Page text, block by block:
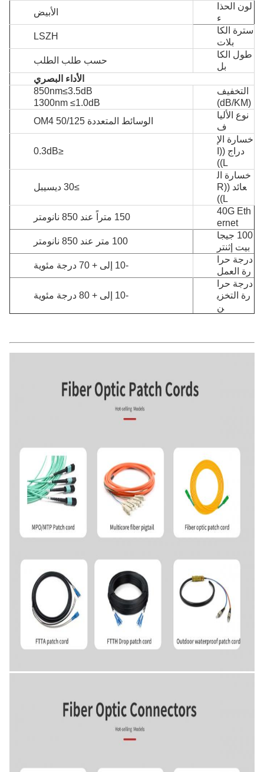
لون الحذا
الأبيض
سترة الكا
بلات
LSZH
طول الكا
بل
حسب طلب الطلب
الأداء البصري
التخفيف
850nm≤3.5dB
1300nm ≤1.0dB
نوع الأليا
ف
الوسائط المتعددة 50/125 OM4
خسارة الإ
دراج ((I
L))
≤0.3dB
خسارة ال
عائد ((R
L))
≥30 ديسيبل
40G Eth
ernet
150 متراً عند 850 نانومتر
100 جيجا
بيت إثنتر
100 متر عند 850 نانومتر
درجة حرا
رة العمل
درجة حرا
رة التخزي
ن